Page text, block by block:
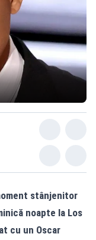
stânjenitor
noapte la Los
cu un Oscar